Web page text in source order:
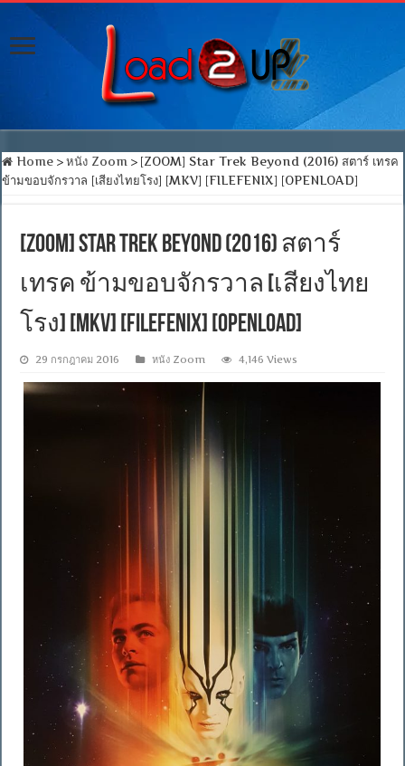
Home > หนัง Zoom > [ZOOM] Star Trek Beyond (2016) สตาร์ เทรค
ข้ามขอบจักรวาล [เสียงไทยโรง] [MKV] [FILEFENIX] [OPENLOAD]
[ZOOM] Star Trek Beyond (2016) สตาร์
เทรค ข้ามขอบจักรวาล [เสียงไทย
โรง] [MKV] [FILEFENIX] [OPENLOAD]
29 กรกฎาคม 2016 หนัง Zoom 4,146 Views